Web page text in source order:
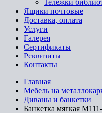
Тележки
Ящики почтовые
Доставка, оплата
Услуги
Галерея
Сертификаты
Реквизиты
Контакты
Главная
Мебель на
Диваны и банкетки
Банкетка мягкая